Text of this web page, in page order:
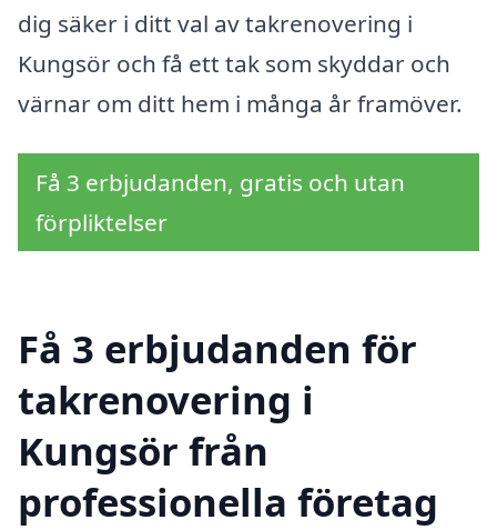
dig säker i ditt val av takrenovering i
Kungsör och få ett tak som skyddar och
värnar om ditt hem i många år framöver.
Få 3 erbjudanden, gratis och utan
förpliktelser
Få 3 erbjudanden för
takrenovering i
Kungsör från
professionella företag